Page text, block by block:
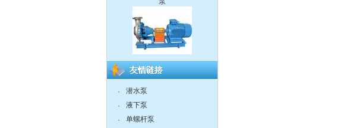
泵
·
潜水泵
·
液下泵
·
单螺杆泵